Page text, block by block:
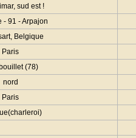
sud est !
- 91 - Arpajon
Belgique
Paris
(78)
nord
Paris